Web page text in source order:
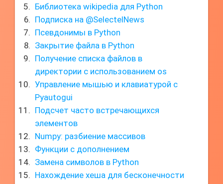
Библиотека wikipedia для Python
Подписка на @SelectelNews
Псевдонимы в Python
Закрытие файла в Python
Получение списка файлов в
директории с использованием os
Управление мышью и клавиатурой с
Pyautogui
Подсчет часто встречающихся
элементов
Numpy: разбиение массивов
Функции с дополнением
Замена символов в Python
Нахождение хеша для бесконечности